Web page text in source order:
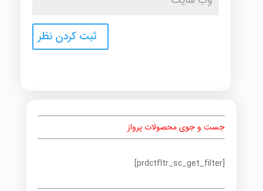
جست و جوی محصولات پرواز
[prdctfltr_sc_get_filter]